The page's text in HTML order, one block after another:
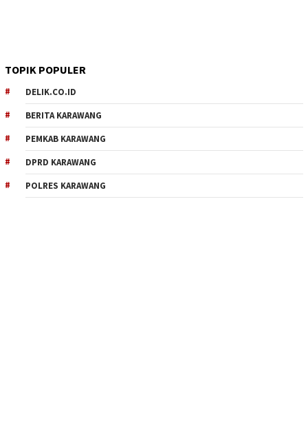
TOPIK POPULER
DELIK.CO.ID
BERITA KARAWANG
PEMKAB KARAWANG
DPRD KARAWANG
POLRES KARAWANG